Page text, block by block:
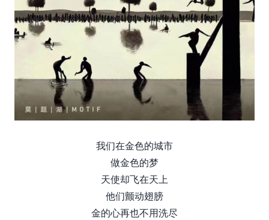
我们在金色的城市
做金色的梦
天使却飞在天上
他们颤动翅膀
金的心再也不用洗尽